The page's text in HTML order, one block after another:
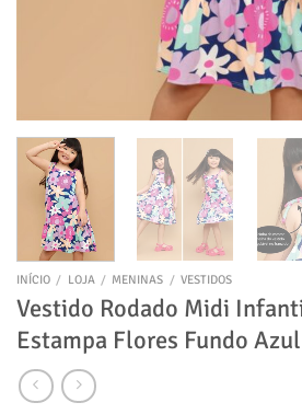
INÍCIO / LOJA / MENINAS / VESTIDOS
Vestido Rodado Midi
Estampa Flores Fundo Azul